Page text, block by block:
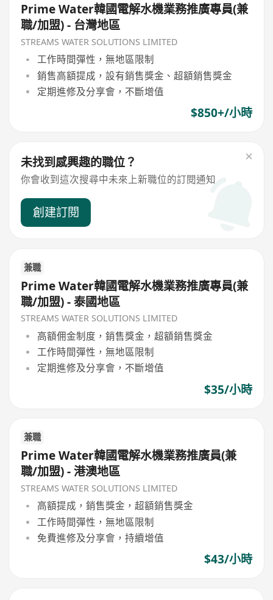
Prime Water韓國電解水機業務推廣專員(兼
職/加盟) - 台灣地區
STREAMS WATER SOLUTIONS LIMITED
工作時間彈性，無地區限制
銷售高額提成，設有銷售獎金、超額銷售獎金
定期進修及分享會，不斷增值
$850+/小時
未找到感興趣的職位？
你會收到這次搜尋中未來上新職位的訂閱通知
創建訂閱
兼職
Prime Water韓國電解水機業務推廣專員(兼
職/加盟) - 泰國地區
STREAMS WATER SOLUTIONS LIMITED
高額佣金制度，銷售獎金，超額銷售獎金
工作時間彈性，無地區限制
定期進修及分享會，不斷增值
$35/小時
兼職
Prime Water韓國電解水機業務推廣員(兼
職/加盟) - 港澳地區
STREAMS WATER SOLUTIONS LIMITED
高額提成，銷售獎金，超額銷售獎金
工作時間彈性，無地區限制
免費進修及分享會，持續增值
$43/小時